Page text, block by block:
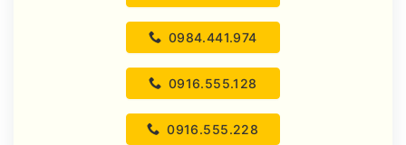
0984.441.974
0916.555.128
0916.555.228